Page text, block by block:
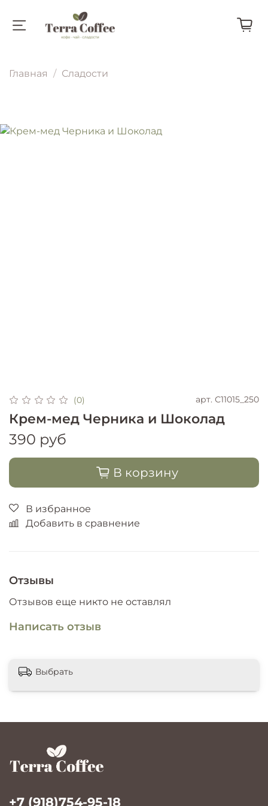
Главная Сладости
(0) арт. С11015_250
Крем-мед Черника и Шоколад
390 руб
В корзину
В избранное
Добавить в сравнение
Отзывы
Отзывов еще никто не оставлял
Написать отзыв
Выбрать
+7 (918)754-95-18